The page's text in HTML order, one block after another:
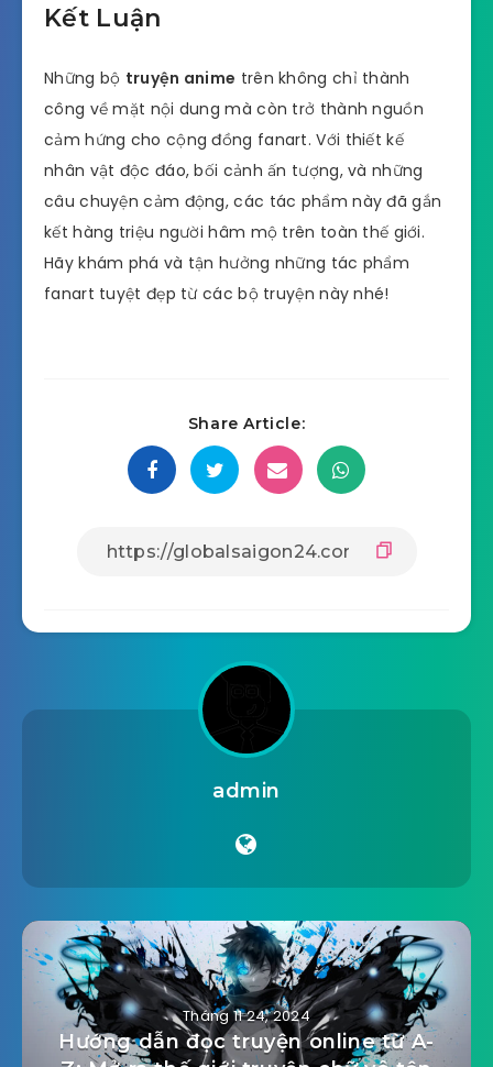
Kết Luận
Những bộ truyện anime trên không chỉ thành
công về mặt nội dung mà còn trở thành nguồn
cảm hứng cho cộng đồng fanart. Với thiết kế
nhân vật độc đáo, bối cảnh ấn tượng, và những
câu chuyện cảm động, các tác phẩm này đã gắn
kết hàng triệu người hâm mộ trên toàn thế giới.
Hãy khám phá và tận hưởng những tác phẩm
fanart tuyệt đẹp từ các bộ truyện này nhé!
Share Article:
admin
Tháng 11 24, 2024
Hướng dẫn đọc truyện online từ A-